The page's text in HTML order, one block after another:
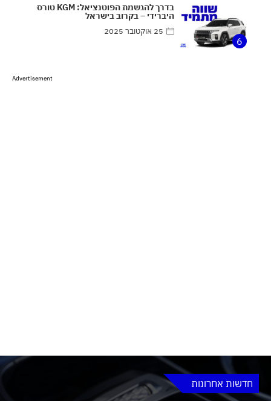
6
בדרך להגשמת הפוטנציאל: KGM טורס
היברידי – בקרוב בישראל
25 אוקטובר 2025
Advertisement
חדשות אחרונות